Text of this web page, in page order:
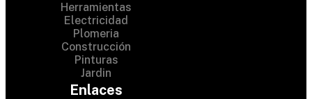
Herramientas
Electricidad
Plomeria
Construcción
Pinturas
Jardin
Enlaces